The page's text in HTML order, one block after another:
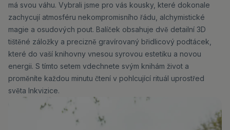
má svou váhu. Vybrali jsme pro vás kousky, které dokonale
zachycují atmosféru nekompromisního řádu, alchymistické
magie a osudových pout. Balíček obsahuje dvě detailní 3D
tištěné záložky a precizně gravírovaný břidlicový podtácek,
které do vaší knihovny vnesou syrovou estetiku a novou
energii. S tímto setem vdechnete svým knihám život a
proměníte každou minutu čtení v pohlcující rituál uprostřed
světa Inkvizice.